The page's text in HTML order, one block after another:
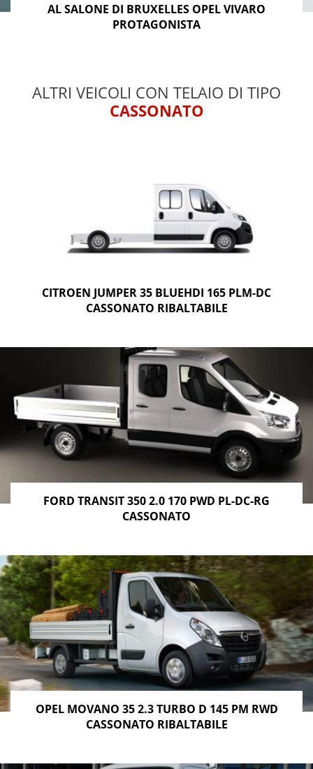
AL SALONE DI BRUXELLES OPEL VIVARO
PROTAGONISTA
ALTRI VEICOLI CON TELAIO DI TIPO
CASSONATO
CITROEN JUMPER 35 BLUEHDI 165 PLM-DC
CASSONATO RIBALTABILE
FORD TRANSIT 350 2.0 170 PWD PL-DC-RG
CASSONATO
OPEL MOVANO 35 2.3 TURBO D 145 PM RWD
CASSONATO RIBALTABILE